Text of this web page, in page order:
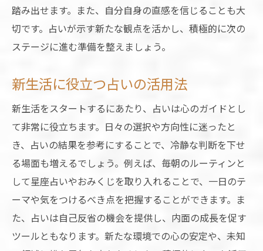
踏み出せます。また、自分自身の直感を信じることも大
切です。占いが示す新たな観点を活かし、積極的に次の
ステージに進む準備を整えましょう。
新生活に役立つ占いの活用法
新生活をスタートするにあたり、占いは心のガイドとし
て非常に役立ちます。日々の選択や方向性に迷ったと
き、占いの結果を参考にすることで、冷静な判断を下せ
る場面も増えるでしょう。例えば、毎朝のルーティンと
して星座占いやおみくじを取り入れることで、一日のテ
ーマや気をつけるべき点を把握することができます。ま
た、占いは自己反省の機会を提供し、内面の成長を促す
ツールともなります。新たな環境での心の安定や、未知